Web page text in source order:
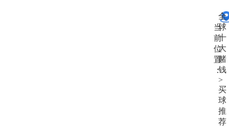
当
前
位
置
：
全
球
十
大
赌
钱
>
买
球
推
荐